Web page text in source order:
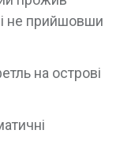
і не прийшовши
на острові